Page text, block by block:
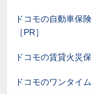
ドコモの自動車保
［PR］
ドコモの賃貸火災
ドコモのワンタイ